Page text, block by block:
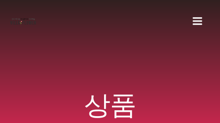
상품